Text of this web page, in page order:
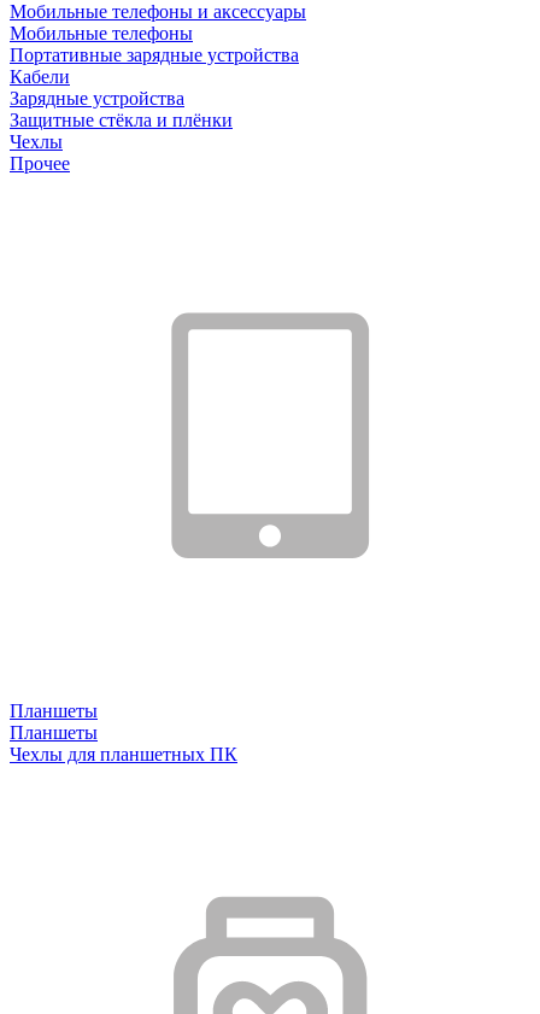
Мобильные телефоны и аксессуары
Мобильные телефоны
Портативные зарядные устройства
Кабели
Зарядные устройства
Защитные стёкла и плёнки
Чехлы
Прочее
Планшеты
Планшеты
Чехлы для планшетных ПК